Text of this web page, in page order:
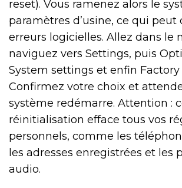
reset). Vous ramenez alors le
paramètres d’usine, ce qui peut
erreurs logicielles. Allez dans le
naviguez vers Settings, puis
System settings et enfin Factory
Confirmez votre choix et
système redémarre. Attention :
réinitialisation efface tous vos
personnels, comme les
les adresses enregistrées et les
audio.